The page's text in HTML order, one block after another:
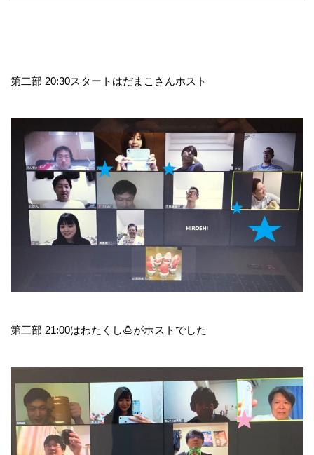
第二部 20:30スタートはだまこさんホスト
第三部 21:00はわたくし🍮がホストでした